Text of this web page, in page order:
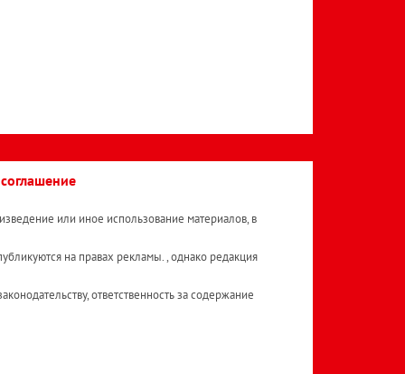
или иное использование материалов, в
на правах рекламы. , однако редакция
ответственность за содержание